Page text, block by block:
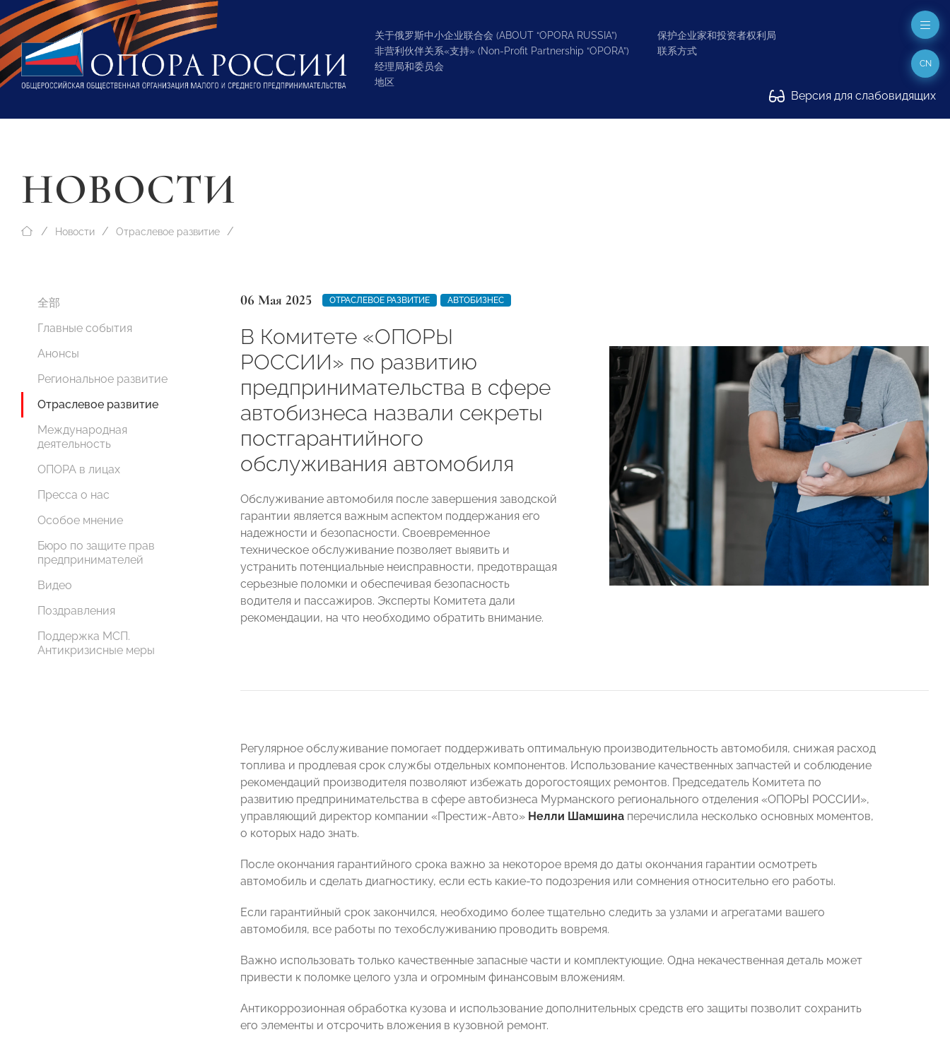
关于俄罗斯中小企业联合会 (ABOUT “OPORA RUSSIA”)
非营利伙伴关系«支持» (Non-Profit Partnership “OPORA”)
经理局和委员会
地区
保护企业家和投资者权利局
联系方式
Версия для слабовидящих
CN
НОВОСТИ
Новости Отраслевое развитие
全部
Главные события
Анонсы
Региональное развитие
Отраслевое развитие
Международная
деятельность
ОПОРА в лицах
Пресса о нас
Особое мнение
Бюро по защите прав
предпринимателей
Видео
Поздравления
Поддержка МСП.
Антикризисные меры
06 Мая 2025 ОТРАСЛЕВОЕ РАЗВИТИЕ АВТОБИЗНЕС
В Комитете «ОПОРЫ
РОССИИ» по развитию
предпринимательства в сфере
автобизнеса назвали секреты
постгарантийного
обслуживания автомобиля
Обслуживание автомобиля после завершения заводской
гарантии является важным аспектом поддержания его
надежности и безопасности. Своевременное
техническое обслуживание позволяет выявить и
устранить потенциальные неисправности, предотвращая
серьезные поломки и обеспечивая безопасность
водителя и пассажиров. Эксперты Комитета дали
рекомендации, на что необходимо обратить внимание.
Регулярное обслуживание помогает поддерживать оптимальную производительность автомобиля, снижая расход
топлива и продлевая срок службы отдельных компонентов. Использование качественных запчастей и соблюдение
рекомендаций производителя позволяют избежать дорогостоящих ремонтов. Председатель Комитета по
развитию предпринимательства в сфере автобизнеса Мурманского регионального отделения «ОПОРЫ РОССИИ»,
управляющий директор компании «Престиж-Авто» Нелли Шамшина перечислила несколько основных моментов,
о которых надо знать.
После окончания гарантийного срока важно за некоторое время до даты окончания гарантии осмотреть
автомобиль и сделать диагностику, если есть какие-то подозрения или сомнения относительно его работы.
Если гарантийный срок закончился, необходимо более тщательно следить за узлами и агрегатами вашего
автомобиля, все работы по техобслуживанию проводить вовремя.
Важно использовать только качественные запасные части и комплектующие. Одна некачественная деталь может
привести к поломке целого узла и огромным финансовым вложениям.
Антикоррозионная обработка кузова и использование дополнительных средств его защиты позволит сохранить
его элементы и отсрочить вложения в кузовной ремонт.